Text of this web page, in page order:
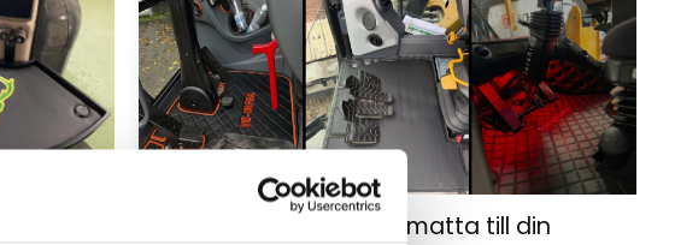
Hur väljer du rätt golvmatta till din